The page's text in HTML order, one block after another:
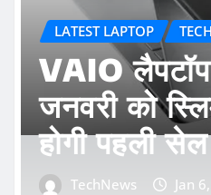
LATEST LAPTOP
VAIO लैपटॉप
जनवरी को
होगी पहली सेल
TechNews Jan